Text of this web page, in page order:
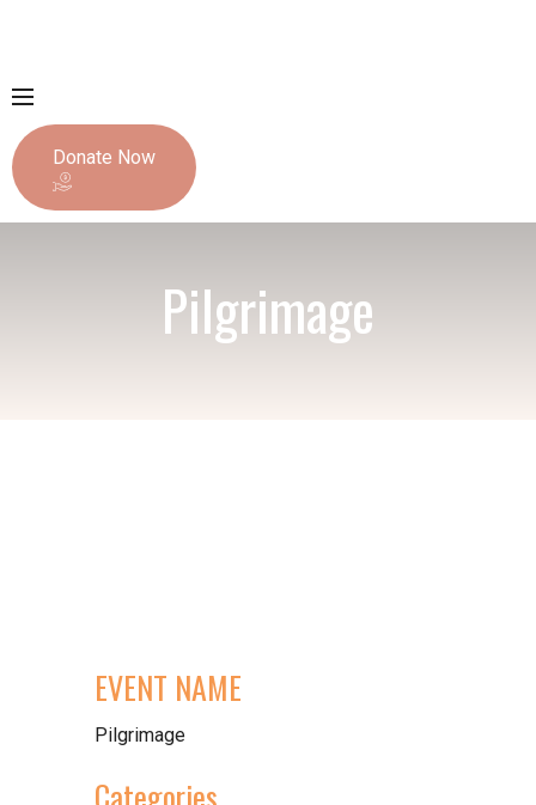
Donate Now
Pilgrimage
EVENT NAME
Pilgrimage